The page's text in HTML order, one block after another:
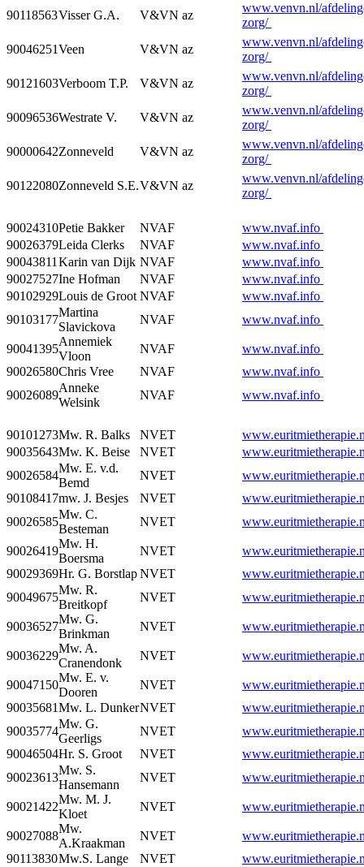
90118563Visser G.A. V&VN az
www.venvn.nl/
zorg/
90046251Veen V&VN az
www.venvn.nl/
zorg/
90121603Verboom T.P. V&VN az
www.venvn.nl/
zorg/
90096536Westrate V. V&VN az
www.venvn.nl/
zorg/
90000642Zonneveld V&VN az
www.venvn.nl/
zorg/
90122080Zonneveld S.E.V&VN az
www.venvn.nl/
zorg/
90024310Petie Bakker NVAF
www.nvaf.info
90026379Leida Clerks NVAF
www.nvaf.info
90043811Karin van Dijk NVAF
www.nvaf.info
90027527Ine Hofman NVAF
www.nvaf.info
90102929Louis de Groot NVAF
www.nvaf.info
90103177
Martina
Slavickova
NVAF www.nvaf.info
90041395
Annemiek
Vloon
NVAF
www.nvaf.info
90026580Chris Vree NVAF
www.nvaf.info
90026089
Anneke
Welsink
NVAF www.nvaf.info
90101273Mw. R. Balks NVET
90035643Mw. K. Beise NVET
90026584
Mw. E. v.d.
Bemd
NVET
90108417mw. J. Besjes NVET
90026585
Mw. C.
Besteman
NVET
90026419
Mw. H.
Boersma
NVET
90029369Hr. G. BorstlapNVET
90049675
Mw. R.
Breitkopf
NVET
90036527
Mw. G.
Brinkman
NVET
90036229
Mw. A.
Cranendonk
NVET
90047150
Mw. E. v.
Dooren
NVET
90035681Mw. L. DunkerNVET
90035774
Mw. G.
Geerligs
NVET
90046504Hr. S. Groot NVET
90023613
Mw. S.
Hansemann
NVET
90021422
Mw. M. J.
Kloet
NVET
90027088
Mw.
A.Kraakman
NVET
90113830Mw.S. Lange NVET